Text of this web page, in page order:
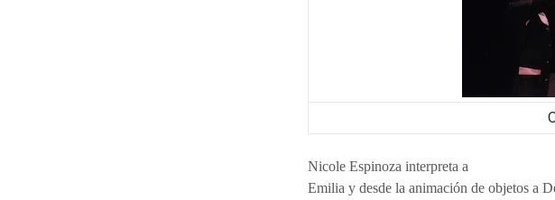
Nicole Espinoza interpreta a
Emilia y desde la animación de objetos a